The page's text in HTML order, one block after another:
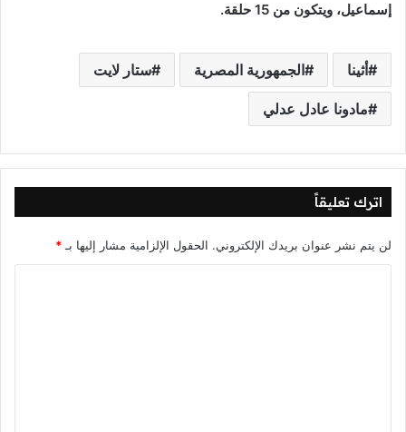
إسماعيل، ويتكون من 15 حلقة.
أثينا الجمهورية المصرية ستار لايت
مادونا عادل عدلي
اترك تعليقاً
لن يتم نشر عنوان بريدك الإلكتروني. الحقول الإلزامية مشار إليها بـ *